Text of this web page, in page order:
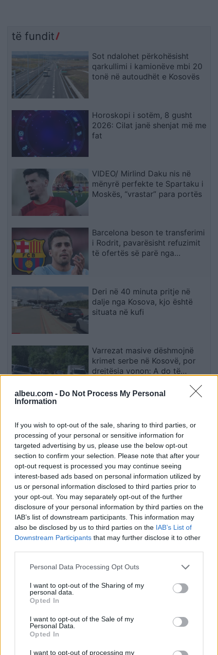
albeu.com - Do Not Process My Personal
Information
If you wish to opt-out of the sale, sharing to third parties, or
processing of your personal or sensitive information for
targeted advertising by us, please use the below opt-out
section to confirm your selection. Please note that after your
opt-out request is processed you may continue seeing
interest-based ads based on personal information utilized by
us or personal information disclosed to third parties prior to
your opt-out. You may separately opt-out of the further
disclosure of your personal information by third parties on the
IAB’s list of downstream participants. This information may
also be disclosed by us to third parties on the IAB’s List of
Downstream Participants that may further disclose it to other
Personal Data Processing Opt Outs
I want to opt-out of the Sharing of my
personal data.
Opted In
I want to opt-out of the Sale of my
Personal Data.
Opted In
I want to opt-out of processing my
të fundit
Sot ndalohet përkohësisht
qarkullimi i kamionëve mbi 20
tonë në autoudhët e Kosovës
Horoskopi i sotëm, 8 gusht
2026: Cilat janë shenjat më me
fat
VIDEO/ Mirlind Daku nis në
mënyrë perfekte te Spartaku i
Moskës, “vrastar” para portës
Barcelona beson te transferimi
i Rodrit, pavarësisht refuzimit
të ofertës së parë nga
Deri në 40 minuta pritje në
dalje nga Kosova, kjo është
situata në kufi
Varrezat masive dëshmojnë
krimet serbe në Kosovë, por
drejtësia vonon: A do të
në Elbasan e Shkodër,
parashikimi për sot